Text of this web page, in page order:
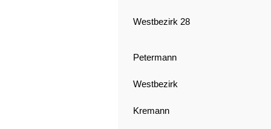
Westbezirk 28
Petermann
Westbezirk
Kremann